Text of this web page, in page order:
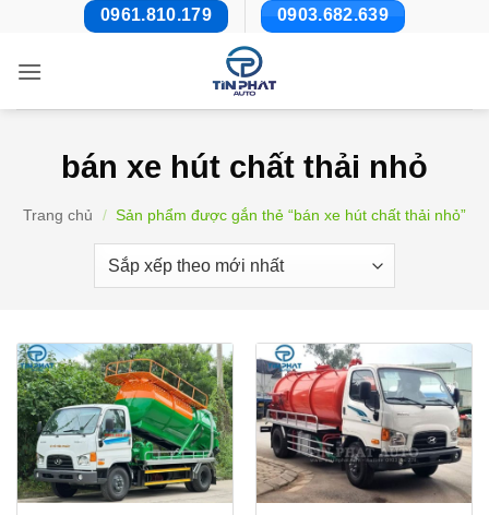
nội
0961.810.179 0903.682.639
bán xe hút chất thải nhỏ
Trang chủ / Sản phẩm được gắn thẻ “bán xe hút chất thải nhỏ”